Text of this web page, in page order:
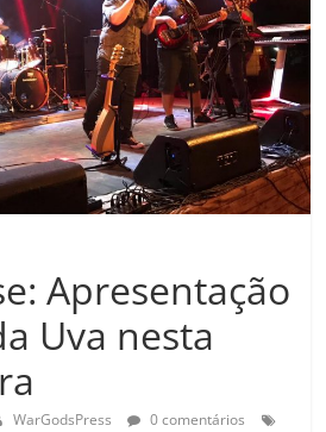
Apresentação
Uva nesta
WarGodsPress
0 comentários